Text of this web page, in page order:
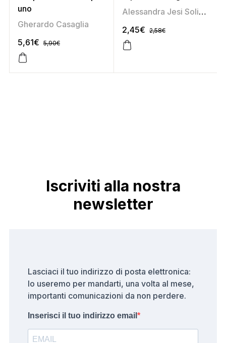
uno
Gherardo Casaglia
5,61€ 5,90€
Alessandra Jesi Soligoni
2,45€ 2,58€
Iscriviti alla nostra
newsletter
Lasciaci il tuo indirizzo di posta elettronica:
lo useremo per mandarti, una volta al mese,
importanti comunicazioni da non perdere.
Inserisci il tuo indirizzo email